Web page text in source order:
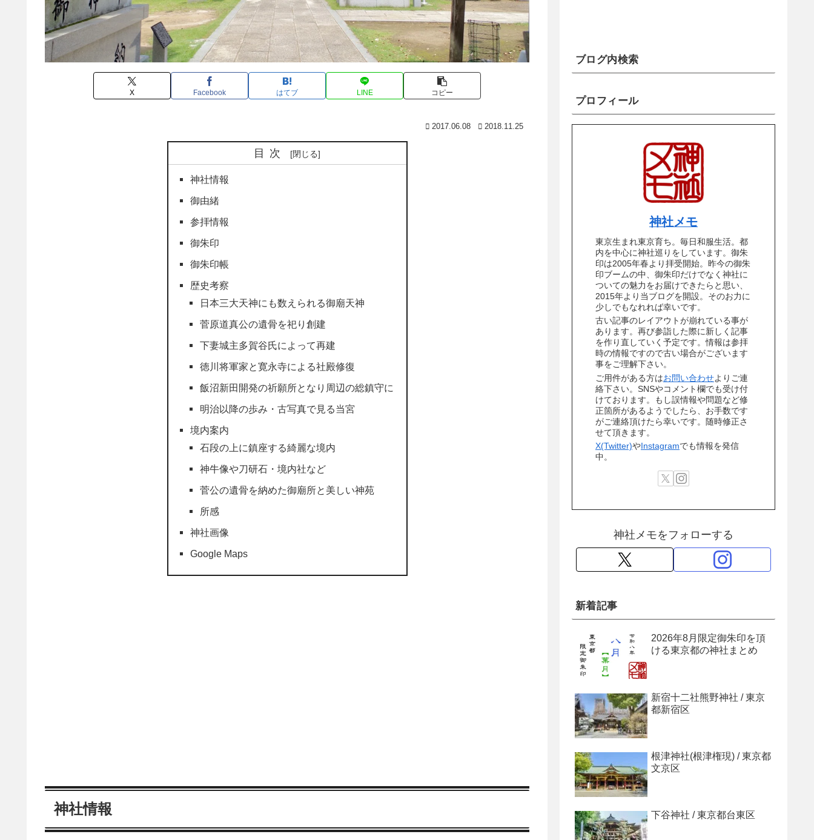
X Facebook はてブ LINE コピー
2017.06.08 2018.11.25
目次
神社情報
御由緒
参拝情報
御朱印
御朱印帳
歴史考察
日本三大天神にも数えられる御廟天神
菅原道真公の遺骨を祀り創建
下妻城主多賀谷氏によって再建
徳川将軍家と寛永寺による社殿修復
飯沼新田開発の祈願所となり周辺の総鎮守に
明治以降の歩み・古写真で見る当宮
境内案内
石段の上に鎮座する綺麗な境内
神牛像や刀研石・境内社など
菅公の遺骨を納めた御廟所と美しい神苑
所感
神社画像
Google Maps
神社情報
ブログ内検索
プロフィール
神社メモ
東京生まれ東京育ち。毎日和服生活。都
内を中心に神社巡りをしています。御朱
印は2005年春より拝受開始。昨今の御朱
印ブームの中、御朱印だけでなく神社に
ついての魅力をお届けできたらと思い、
2015年より当ブログを開設。そのお力に
少しでもなれれば幸いです。
古い記事のレイアウトが崩れている事が
あります。再び参詣した際に新しく記事
を作り直していく予定です。情報は参拝
時の情報ですので古い場合がございます
事をご理解下さい。
ご用件がある方はお問い合わせよりご連
絡下さい。SNSやコメント欄でも受け付
けております。もし誤情報や問題など修
正箇所があるようでしたら、お手数です
がご連絡頂けたら幸いです。随時修正さ
せて頂きます。
X(Twitter)やInstagramでも情報を発信
中。
神社メモをフォローする
新着記事
2026年8月限定御朱印を頂
ける東京都の神社まとめ
新宿十二社熊野神社 / 東京
都新宿区
根津神社(根津権現) / 東京都
文京区
下谷神社 / 東京都台東区